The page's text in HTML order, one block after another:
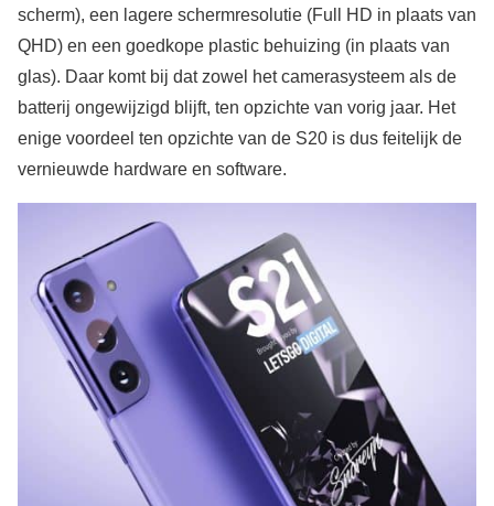
scherm), een lagere schermresolutie (Full HD in plaats van
QHD) en een goedkope plastic behuizing (in plaats van
glas). Daar komt bij dat zowel het camerasysteem als de
batterij ongewijzigd blijft, ten opzichte van vorig jaar. Het
enige voordeel ten opzichte van de S20 is dus feitelijk de
vernieuwde hardware en software.